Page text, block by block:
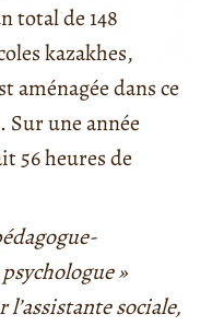
total de 148
kazakhes,
aménagée dans ce
Sur une année
56 heures de
»
sociale,